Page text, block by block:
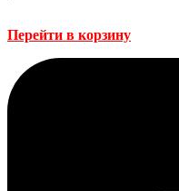
Перейти в корзину